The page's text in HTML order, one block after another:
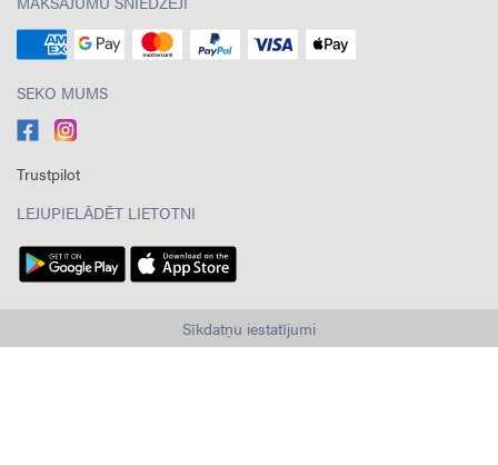
SEKO MUMS
Trustpilot
LEJUPIELĀDĒT LIETOTNI
Sīkdatņu iestatījumi